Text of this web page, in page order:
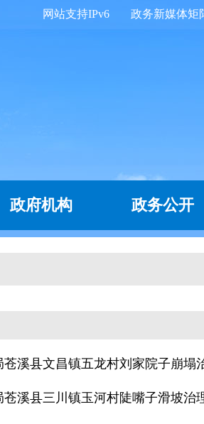
政务新媒体矩
网站支持IPv6
政府机构 政务公开
溪县文昌镇五龙村刘家院子崩塌
溪县三川镇玉河村陡嘴子滑坡治